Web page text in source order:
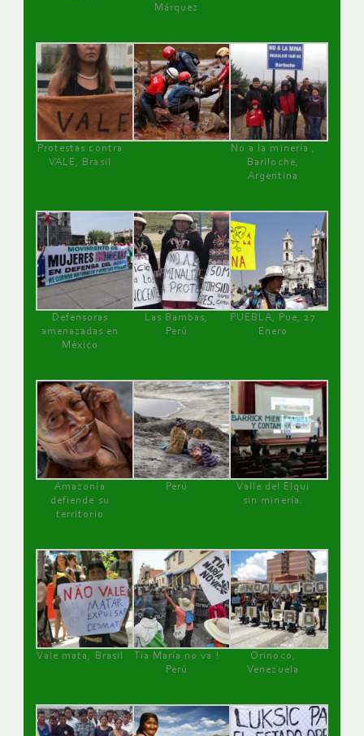
Márquez
Protestas contra
VALE, Brasil
No a la minería ,
Bariloche,
Argentina
Defensoras
amenazadas en
México
Las Bambas,
Perú
PUEBLA, Pue, 27
Enero
Amazonía
defiende su
territorio
Perú
Valle del Elqui
sin minería.
Vale mata, Brasil
Tía María no va !
Perú
Orinoco,
Venezuela